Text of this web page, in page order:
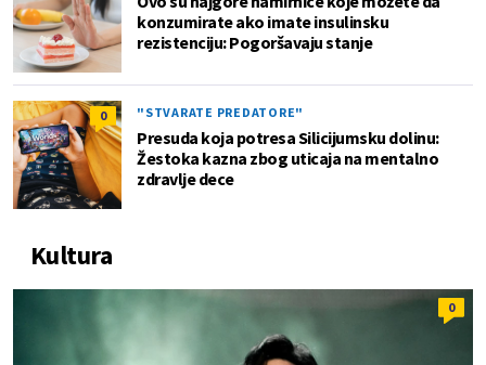
konzumirate ako imate insulinsku
rezistenciju: Pogoršavaju stanje
0 "STVARATE PREDATORE"
Presuda koja potresa Silicijumsku dolinu:
Žestoka kazna zbog uticaja na mentalno
zdravlje dece
Kultura
0